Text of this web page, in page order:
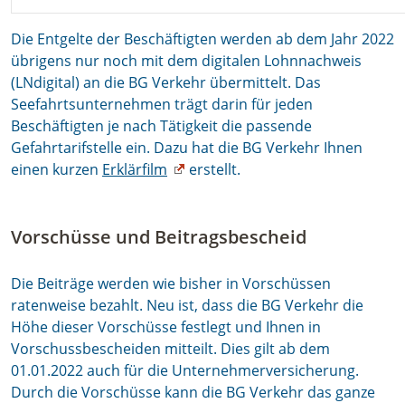
Die Entgelte der Beschäftigten werden ab dem Jahr 2022
übrigens nur noch mit dem digitalen Lohnnachweis
(LNdigital) an die BG Verkehr übermittelt. Das
Seefahrtsunternehmen trägt darin für jeden
Beschäftigten je nach Tätigkeit die passende
Gefahrtarifstelle ein. Dazu hat die BG Verkehr Ihnen
einen kurzen Erklärfilm erstellt.
Vorschüsse und Beitragsbescheid
Die Beiträge werden wie bisher in Vorschüssen
ratenweise bezahlt. Neu ist, dass die BG Verkehr die
Höhe dieser Vorschüsse festlegt und Ihnen in
Vorschussbescheiden mitteilt. Dies gilt ab dem
01.01.2022 auch für die Unternehmerversicherung.
Durch die Vorschüsse kann die BG Verkehr das ganze